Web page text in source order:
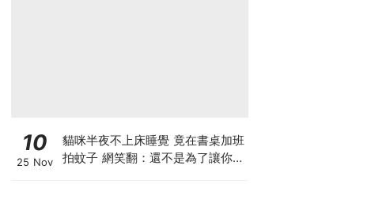
10
25 Nov
貓咪半夜不上床睡覺 竟在書桌加班
拍蚊子 網笑翻：還不是為了讓你睡